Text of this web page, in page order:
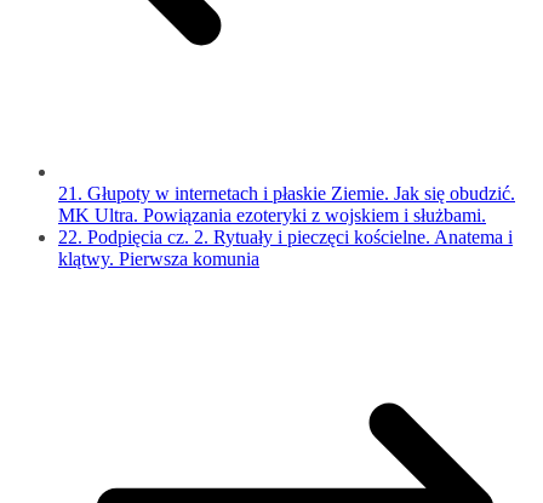
21. Głupoty w internetach i płaskie Ziemie. Jak się obudzić.
MK Ultra. Powiązania ezoteryki z wojskiem i służbami.
22. Podpięcia cz. 2. Rytuały i pieczęci kościelne. Anatema i
klątwy. Pierwsza komunia